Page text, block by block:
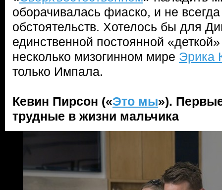
оборачивалась фиаско, и не
обстоятельств. Хотелось бы для
единственной постоянной
несколько мизогинном мире Эрика
только Импала.
Кевин Пирсон («Это мы»).
трудные в жизни мальчика